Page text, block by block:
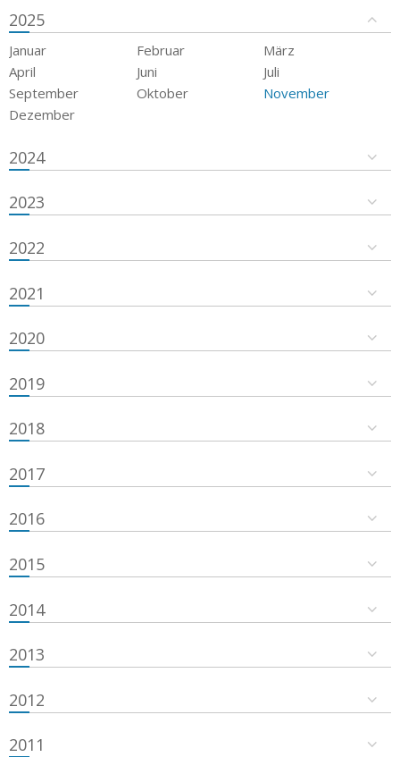
2025
Januar Februar
März
April
Juni
Juli
September
Oktober
November
Dezember
2024
2023
2022
2021
2020
2019
2018
2017
2016
2015
2014
2013
2012
2011